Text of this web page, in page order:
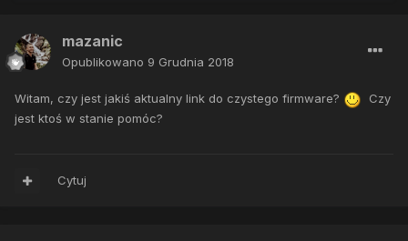
mazanic
Opublikowano 9 Grudnia 2018
Witam, czy jest jakiś aktualny link do czystego firmware?
Czy
jest ktoś w stanie pomóc?
Cytuj